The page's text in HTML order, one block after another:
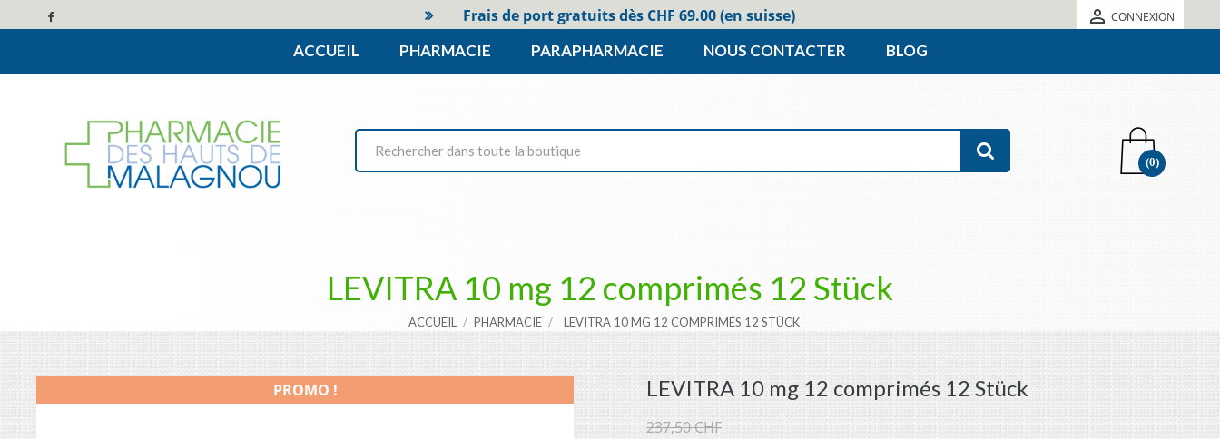
 CONNEXION
Frais de port gratuits dès CHF 69.00 (en suisse)
ACCUEIL PHARMACIE PARAPHARMACIE NOUS CONTACTER BLOG
(0)
LEVITRA 10 mg 12 comprimés 12 Stück
ACCUEIL PHARMACIE LEVITRA 10 MG 12 COMPRIMÉS 12 STÜCK
PROMO ! LEVITRA 10 mg 12 comprimés 12 Stück
237,50 CHF